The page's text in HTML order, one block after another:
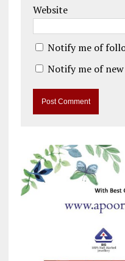
Website
Notify me of
Notify me of
t
e
r